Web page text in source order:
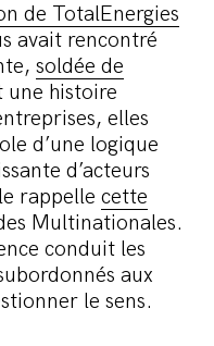
de TotalEnergies
avait rencontré
soldée de
une histoire
elles
d’une logique
d’acteurs
rappelle cette
Multinationales.
conduit les
aux
le sens.